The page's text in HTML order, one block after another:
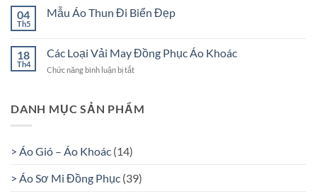
VẬN
NHẬN
bình
luận
BẢO
VÀ
04
Th5
Mẫu Áo Thun Đi Biển Đẹp
luận
Mẫu
Biển
18
Th4
Các Loại Vải May Đồng Phục Áo Khoác
Chức năng bình luận bị tắt
Vải
DANH MỤC SẢN PHẨM
> Áo Gió – Áo Khoác (14)
> Áo Sơ Mi Đồng Phục (39)